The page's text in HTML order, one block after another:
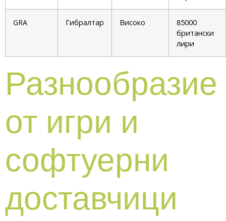
GRA Гибралтар Високо
85000
британски
лири
Разнообразие
от игри и
софтуерни
доставчици